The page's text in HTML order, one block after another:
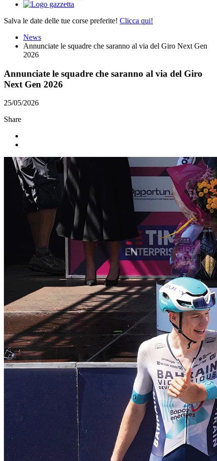
Salva le date delle tue corse preferite! Clicca qui!
News
Annunciate le squadre che saranno al via del Giro Next Gen
2026
Annunciate le squadre che saranno al via del Giro
Next Gen 2026
25/05/2026
Share